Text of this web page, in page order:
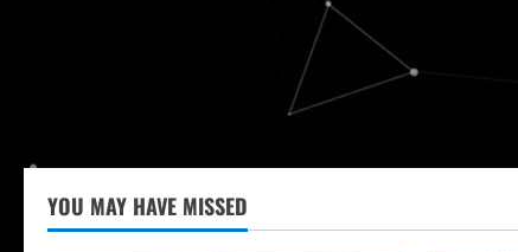
YOU MAY HAVE MISSED